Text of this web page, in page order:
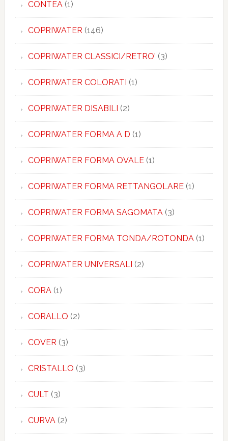
CONTEA(1)
COPRIWATER (146)
COPRIWATER CLASSICI/RETRO' (3)
COPRIWATER COLORATI (1)
COPRIWATER DISABILI (2)
COPRIWATER FORMA A D (1)
COPRIWATER FORMA OVALE(1)
COPRIWATER FORMA RETTANGOLARE(1)
COPRIWATER FORMA SAGOMATA(3)
COPRIWATER FORMA TONDA/ROTONDA(1)
COPRIWATER UNIVERSALI (2)
CORA(1)
CORALLO (2)
COVER (3)
CRISTALLO (3)
CULT (3)
CURVA(2)